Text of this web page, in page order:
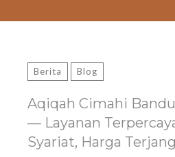
Berita Blog
Aqiqah Cimahi
— Layanan
Syariat, Harga